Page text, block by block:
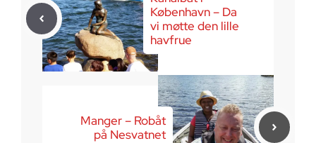
København – Da
vi møtte den lille
havfrue
Manger – Robåt
på Nesvatnet